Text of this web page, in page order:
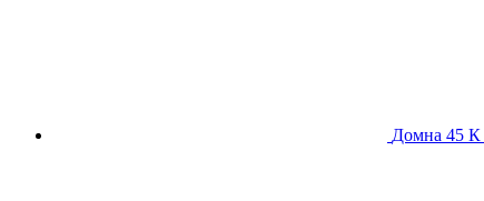
Домна 45 К